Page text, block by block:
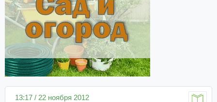
13:17 / 22 ноября 2012